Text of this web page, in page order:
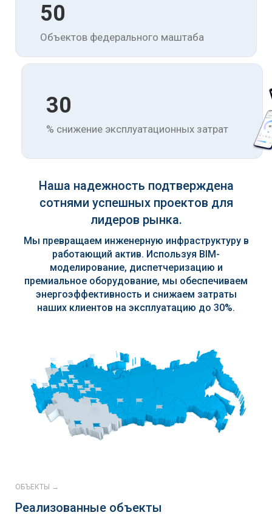
50
Объектов федерального маштаба
30
% снижение эксплуатационных затрат
Наша надежность подтверждена
сотнями успешных проектов для
лидеров рынка.
Мы превращаем инженерную инфраструктуру в
работающий актив. Используя BIM-
моделирование, диспетчеризацию и
премиальное оборудование, мы обеспечиваем
энергоэффективность и снижаем затраты
наших клиентов на эксплуатацию до 30%.
ОБЪЕКТЫ →
Реализованные объекты